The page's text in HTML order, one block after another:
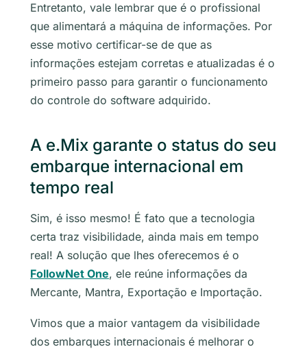
Entretanto, vale lembrar que é o profissional
que alimentará a máquina de informações. Por
esse motivo certificar-se de que as
informações estejam corretas e atualizadas é o
primeiro passo para garantir o funcionamento
do controle do software adquirido.
A e.Mix garante o status do seu
embarque internacional em
tempo real
Sim, é isso mesmo! É fato que a tecnologia
certa traz visibilidade, ainda mais em tempo
real! A solução que lhes oferecemos é o
FollowNet One, ele reúne informações da
Mercante, Mantra, Exportação e Importação.
Vimos que a maior vantagem da visibilidade
dos embarques internacionais é melhorar o